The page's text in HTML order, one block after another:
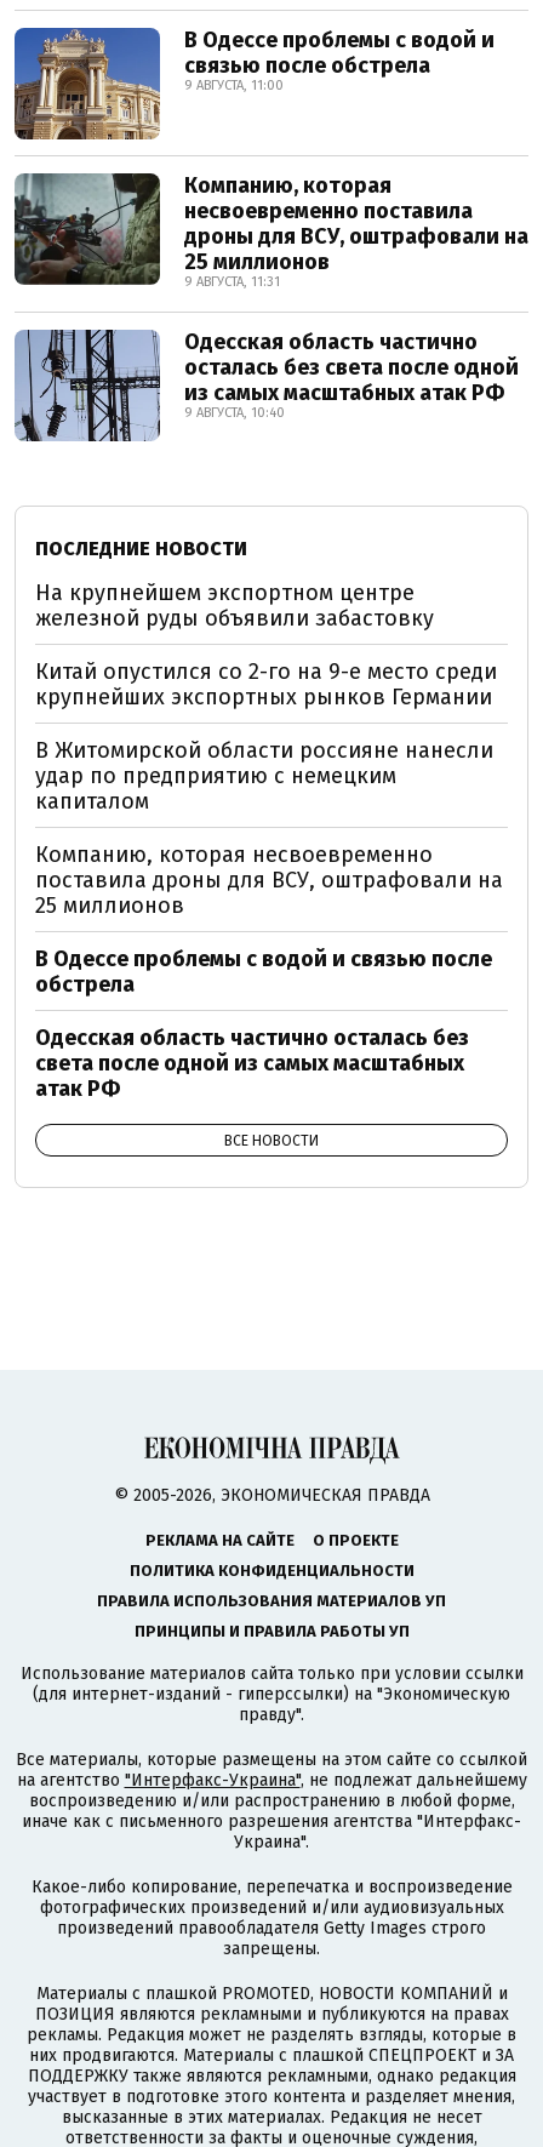
В Одессе проблемы с водой и
связью после обстрела
9 АВГУСТА, 11:00
Компанию, которая
несвоевременно поставила
дроны для ВСУ, оштрафовали на
25 миллионов
9 АВГУСТА, 11:31
Одесская область частично
осталась без света после одной
из самых масштабных атак РФ
9 АВГУСТА, 10:40
ПОСЛЕДНИЕ НОВОСТИ
На крупнейшем экспортном центре
железной руды объявили забастовку
Китай опустился со 2-го на 9-е место среди
крупнейших экспортных рынков Германии
В Житомирской области россияне нанесли
удар по предприятию с немецким
капиталом
Компанию, которая несвоевременно
поставила дроны для ВСУ, оштрафовали на
25 миллионов
В Одессе проблемы с водой и связью после
обстрела
Одесская область частично осталась без
света после одной из самых масштабных
атак РФ
ВСЕ НОВОСТИ
© 2005-2026, ЭКОНОМИЧЕСКАЯ ПРАВДА
РЕКЛАМА НА САЙТЕ
О ПРОЕКТЕ
ПОЛИТИКА КОНФИДЕНЦИАЛЬНОСТИ
ПРАВИЛА ИСПОЛЬЗОВАНИЯ МАТЕРИАЛОВ УП
ПРИНЦИПЫ И ПРАВИЛА РАБОТЫ УП
Использование материалов сайта только при условии ссылки
(для интернет-изданий - гиперссылки) на "Экономическую
правду".
Все материалы, которые размещены на этом сайте со ссылкой
на агентство "Интерфакс-Украина", не подлежат дальнейшему
воспроизведению и/или распространению в любой форме,
иначе как с письменного разрешения агентства "Интерфакс-
Украина".
Какое-либо копирование, перепечатка и воспроизведение
фотографических произведений и/или аудиовизуальных
произведений правообладателя Getty Images строго
запрещены.
Материалы с плашкой PROMOTED, НОВОСТИ КОМПАНИЙ и
ПОЗИЦИЯ являются рекламными и публикуются на правах
рекламы. Редакция может не разделять взгляды, которые в
них продвигаются. Материалы с плашкой СПЕЦПРОЕКТ и ЗА
ПОДДЕРЖКУ также являются рекламными, однако редакция
участвует в подготовке этого контента и разделяет мнения,
высказанные в этих материалах. Редакция не несет
ответственности за факты и оценочные суждения,